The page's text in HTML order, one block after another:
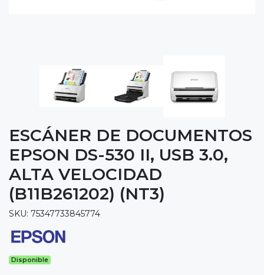
ESCÁNER DE DOCUMENTOS
EPSON DS-530 II, USB 3.0,
ALTA VELOCIDAD
(B11B261202) (NT3)
SKU: 75347733845774
Disponible